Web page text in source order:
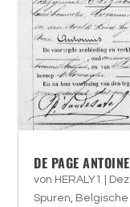
DE PAGE ANTOINE
von HERALY1
Spuren,